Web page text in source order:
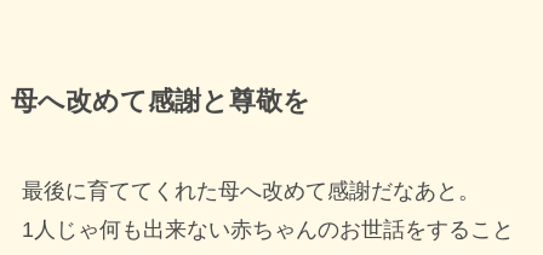
母へ改めて感謝と尊敬を
最後に育ててくれた母へ改めて感謝だなあと。
1人じゃ何も出来ない赤ちゃんのお世話をすること